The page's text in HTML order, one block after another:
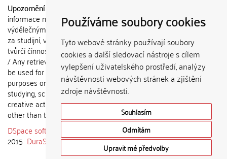
Používáme soubory cookies
Tyto webové stránky používají soubory
cookies a další sledovací nástroje s cílem
vylepšení uživatelského prostředí, analýzy
návštěvnosti webových stránek a zjištění
zdroje návštěvnosti.
Souhlasím
Odmítám
Upravit mé předvolby
Upozornění / Notice:
informace nemohou být použity k
výdělečným účelům nebo vydávány
za studijní, vědeckou nebo jinou
tvůrčí činnost jiné osoby než autora.
/ Any retrieved information shall not
be used for any commercial
purposes or claimed as results of
studying, scientific or any other
creative activities of any person
other than the author.
DSpace software
copyright © 2002-
2015 DuraSpace